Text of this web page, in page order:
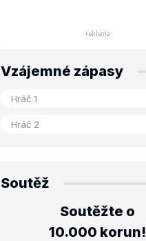
Vzájemné zápasy
Soutěž
Soutěžte o
10.000 korun!